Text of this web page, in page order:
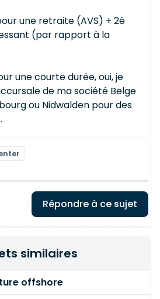
une retraite (AVS) + 2è
(par rapport à la
une courte durée, oui, je
de ma société Belge
ou Nidwalden pour des
Répondre à ce sujet
similaires
offshore